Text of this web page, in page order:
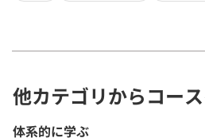
他カテゴリからコー
体系的に学ぶ